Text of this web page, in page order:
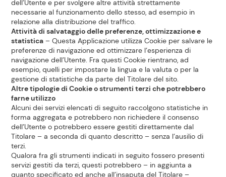
dell’Utente e per svolgere altre attività strettamente
necessarie al funzionamento dello stesso, ad esempio in
relazione alla distribuzione del traffico.
Attività di salvataggio delle preferenze, ottimizzazione e
statistica – Questa Applicazione utilizza Cookie per salvare le
preferenze di navigazione ed ottimizzare l’esperienza di
navigazione dell’Utente. Fra questi Cookie rientrano, ad
esempio, quelli per impostare la lingua e la valuta o per la
gestione di statistiche da parte del Titolare del sito.
Altre tipologie di Cookie o strumenti terzi che potrebbero
farne utilizzo
Alcuni dei servizi elencati di seguito raccolgono statistiche in
forma aggregata e potrebbero non richiedere il consenso
dell’Utente o potrebbero essere gestiti direttamente dal
Titolare – a seconda di quanto descritto – senza l’ausilio di
terzi.
Qualora fra gli strumenti indicati in seguito fossero presenti
servizi gestiti da terzi, questi potrebbero – in aggiunta a
quanto specificato ed anche all’insaputa del Titolare –